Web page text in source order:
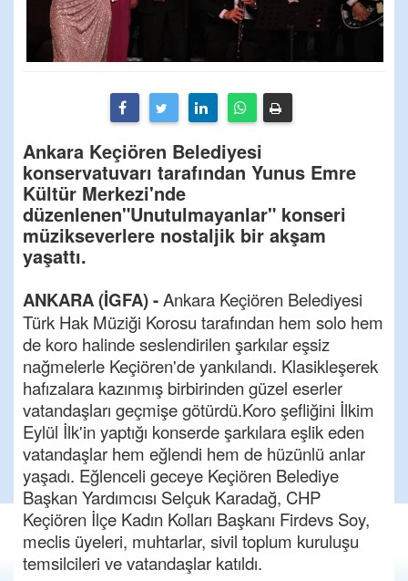
Ankara Keçiören Belediyesi
konservatuvarı tarafından Yunus Emre
Kültür Merkezi'nde
düzenlenen"Unutulmayanlar" konseri
müzikseverlere nostaljik bir akşam
yaşattı.
ANKARA (İGFA) -Ankara Keçiören Belediyesi
Türk Hak Müziği Korosu tarafından hem solo hem
de koro halinde seslendirilen şarkılar eşsiz
nağmelerle Keçiören'de yankılandı. Klasikleşerek
hafızalara kazınmış birbirinden güzel eserler
vatandaşları geçmişe götürdü.Koro şefliğini İlkim
Eylül İlk'in yaptığı konserde şarkılara eşlik eden
vatandaşlar hem eğlendi hem de hüzünlü anlar
yaşadı. Eğlenceli geceye Keçiören Belediye
Başkan Yardımcısı Selçuk Karadağ, CHP
Keçiören İlçe Kadın Kolları Başkanı Firdevs Soy,
meclis üyeleri, muhtarlar, sivil toplum kuruluşu
temsilcileri ve vatandaşlar katıldı.